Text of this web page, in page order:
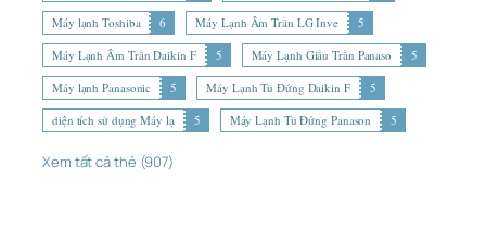
Máy lạnh Toshiba
6 Máy Lạnh Âm Trần LG Inve
5
Máy Lạnh Âm Trần Daikin F
5 Máy Lạnh Giấu Trần Panaso
5
Máy lạnh Panasonic
5 Máy Lạnh Tủ Đứng Daikin F
5
diện tích sử dụng Máy lạ
5 Máy Lạnh Tủ Đứng Panason 5
Xem tất cả thẻ (907)